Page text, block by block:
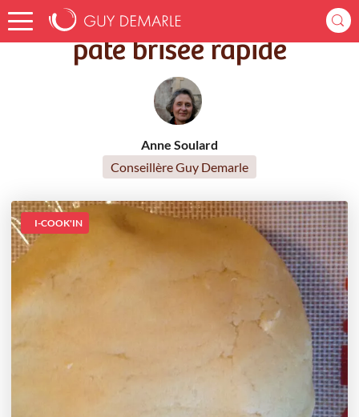
Accueil Recettes pâte brisée rapide
pâte brisée rapide
Anne Soulard
Conseillère Guy Demarle
I-COOK'IN